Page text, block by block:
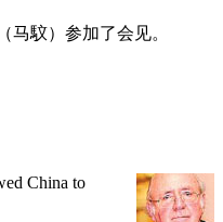
馼）参加了会见。
China to